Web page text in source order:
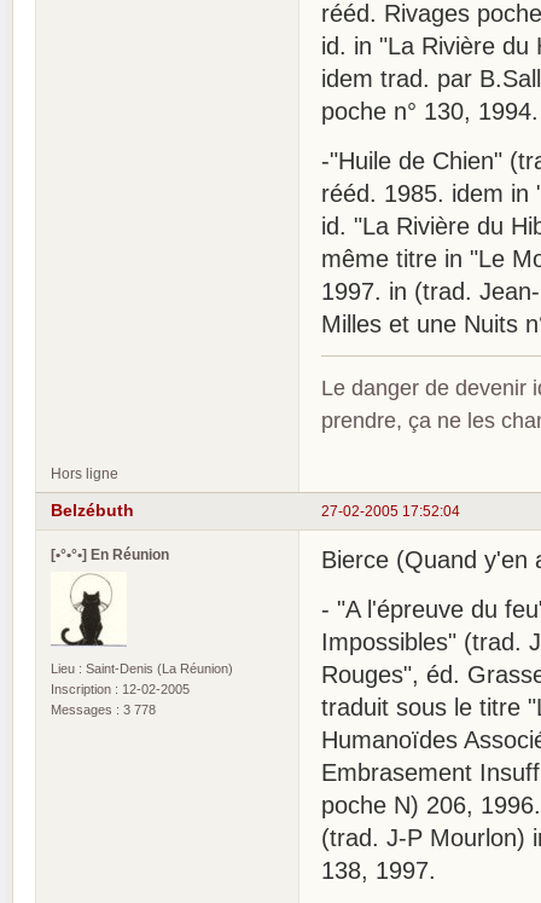
rééd. Rivages
id. in "La Rivière du
idem trad. par
poche n° 130, 1994.
-"Huile de Chien"
rééd. 1985. idem in
id. "La Rivière du
même titre in "Le
1997. in (trad.
Milles et une Nuits
Le danger de devenir
prendre, ça ne les
Hors ligne
27-02-2005 17:52:04
Belzébuth
[•°•°•] En Réunion
Lieu : Saint-Denis (La Réunion)
Inscription : 12-02-2005
Messages : 3 778
Bierce (Quand y'en
- "A l'épreuve du
Impossibles" (trad.
Rouges", éd.
traduit sous le titre
Humanoïdes
Embrasement
poche N) 206,
(trad. J-P Mourlon)
138, 1997.